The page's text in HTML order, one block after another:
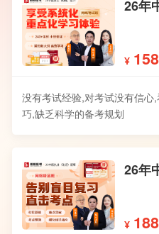
26年
¥
没有考试经验,对考试没有信
巧,缺乏科学的备考规划
26年
¥